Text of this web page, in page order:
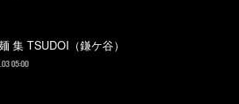
集 TSUDOI（鎌ケ谷）
05:00